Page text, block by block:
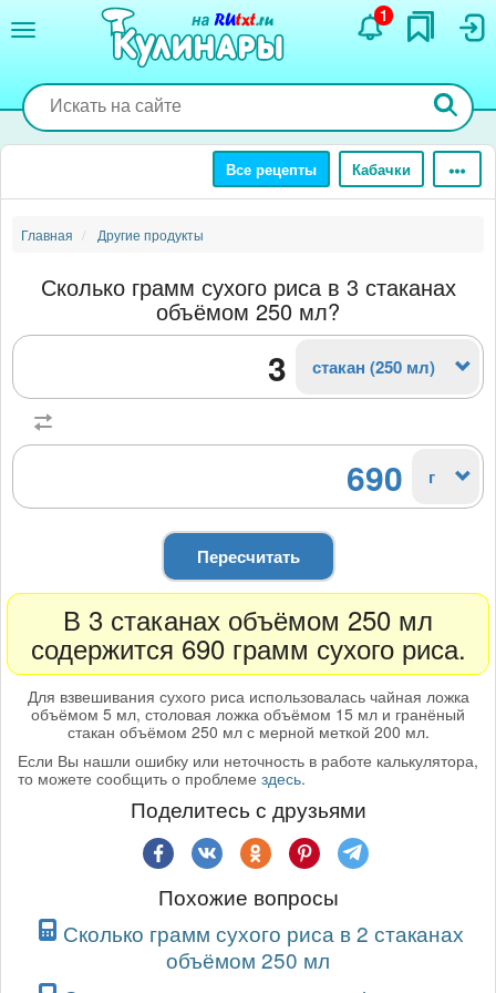
содержанию
1
Все рецепты Кабачки
Главная Другие продукты
Сколько грамм сухого риса в 3 стаканах
объёмом 250 мл?
стакан (250 мл)
690 г
Пересчитать
В 3 стаканах объёмом 250 мл
содержится 690 грамм сухого риса.
Для взвешивания сухого риса использовалась чайная ложка
объёмом 5 мл, столовая ложка объёмом 15 мл и гранёный
стакан объёмом 250 мл с мерной меткой 200 мл.
Если Вы нашли ошибку или неточность в работе калькулятора,
то можете сообщить о проблеме здесь.
Поделитесь с друзьями
Похожие вопросы
Сколько грамм сухого риса в 2 стаканах
объёмом 250 мл